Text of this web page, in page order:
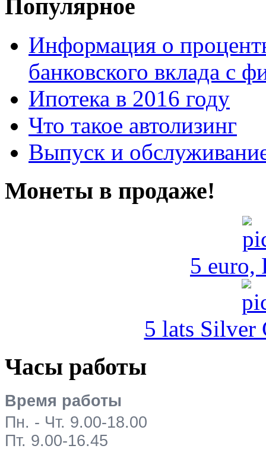
Популярное
Информация о
банковского вклада с
Ипотека в 2016 году
Что такое автолизинг
Выпуск и
Монеты в продаже!
5 euro,
5 lats Silver
Часы работы
Время работы
Пн. - Чт. 9.00-18.00
Пт. 9.00-16.45